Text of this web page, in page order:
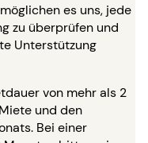
es uns, jede
zu überprüfen und
Unterstützung
von mehr als 2
und den
Bei einer